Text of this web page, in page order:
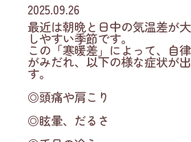
2025.09.26
最近は朝晩と日中の気温差が
しやすい季節です。
この「寒暖差」によって、自
がみだれ、以下の様な症状が
す。
◎頭痛や肩こり
◎眩暈、だるさ